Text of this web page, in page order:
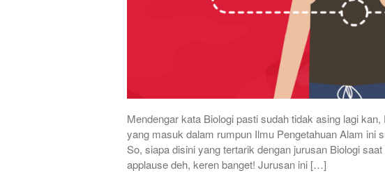
Mendengar kata Biologi pasti sudah tidak asing lagi
yang masuk dalam rumpun Ilmu Pengetahuan Alam ini
So, siapa disini yang tertarik dengan jurusan Biologi
applause deh, keren banget! Jurusan ini […]